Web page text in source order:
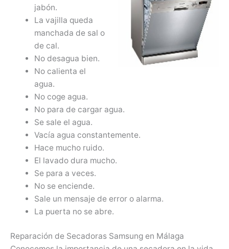
jabón.
La vajilla queda
manchada de sal o
de cal.
No desagua bien.
No calienta el
agua.
No coge agua.
No para de cargar agua.
Se sale el agua.
Vacía agua constantemente.
Hace mucho ruido.
El lavado dura mucho.
Se para a veces.
No se enciende.
Sale un mensaje de error o alarma.
La puerta no se abre.
Reparación de Secadoras Samsung en Málaga